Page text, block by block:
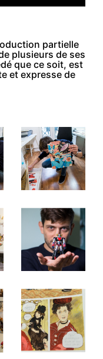
partielle
plusieurs de ses
que ce soit, est
et expresse de